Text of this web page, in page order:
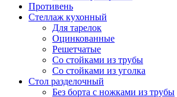
Противень
Стеллаж кухонный
Для тарелок
Оцинкованные
Решетчатые
Со стойками из трубы
Со стойками из уголка
Стол разделочный
Без борта с ножками из трубы